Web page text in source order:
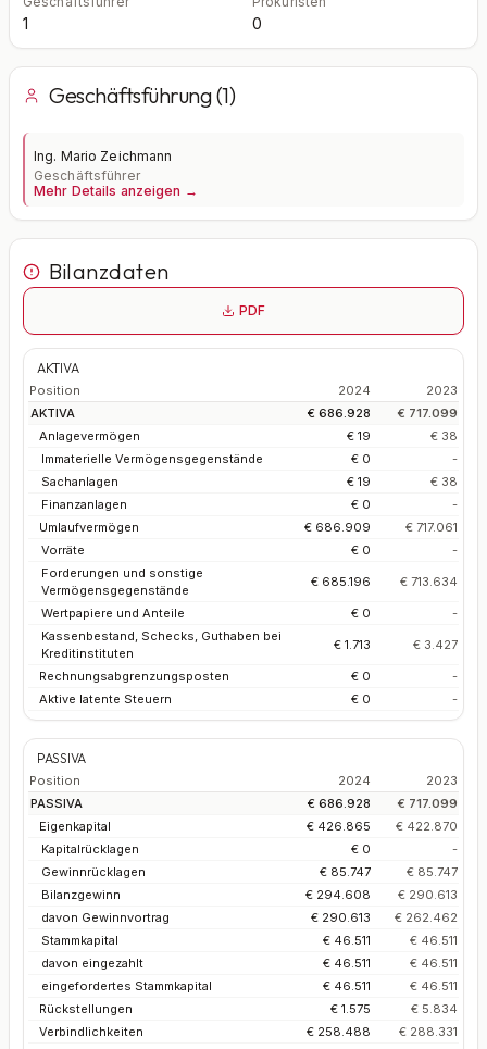
1 0
Geschäftsführung (1)
Ing. Mario Zeichmann
Geschäftsführer
Mehr Details anzeigen →
Bilanzdaten
PDF
AKTIVA
Position 2024
2023
AKTIVA
€ 686.928
€ 717.099
Anlagevermögen
€ 19
€ 38
Immaterielle Vermögensgegenstände
€ 0
-
Sachanlagen
€ 19
€ 38
Finanzanlagen
€ 0
-
Umlaufvermögen
€ 686.909
€ 717.061
Vorräte
€ 0
-
Forderungen und sonstige
Vermögensgegenstände
€ 685.196 € 713.634
Wertpapiere und Anteile € 0
-
Kassenbestand, Schecks, Guthaben bei
Kreditinstituten
€ 1.713 € 3.427
Rechnungsabgrenzungsposten € 0
-
Aktive latente Steuern
€ 0 -
PASSIVA
Position 2024
2023
PASSIVA
€ 686.928
€ 717.099
Eigenkapital
€ 426.865
€ 422.870
Kapitalrücklagen
€ 0
-
Gewinnrücklagen
€ 85.747
€ 85.747
Bilanzgewinn
€ 294.608
€ 290.613
davon Gewinnvortrag
€ 290.613
€ 262.462
Stammkapital
€ 46.511
€ 46.511
davon eingezahlt
€ 46.511
€ 46.511
eingefordertes Stammkapital
€ 46.511
€ 46.511
Rückstellungen
€ 1.575
€ 5.834
Verbindlichkeiten
€ 258.488
€ 288.331